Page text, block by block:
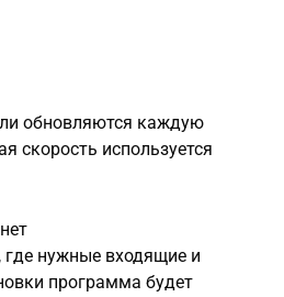
обновляются каждую
скорость используется
нужные входящие и
программа будет